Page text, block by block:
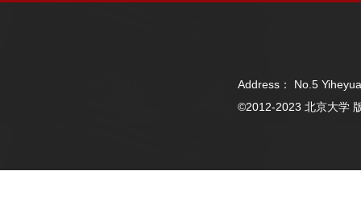
Address： No.5
©2012-2023 北京大学